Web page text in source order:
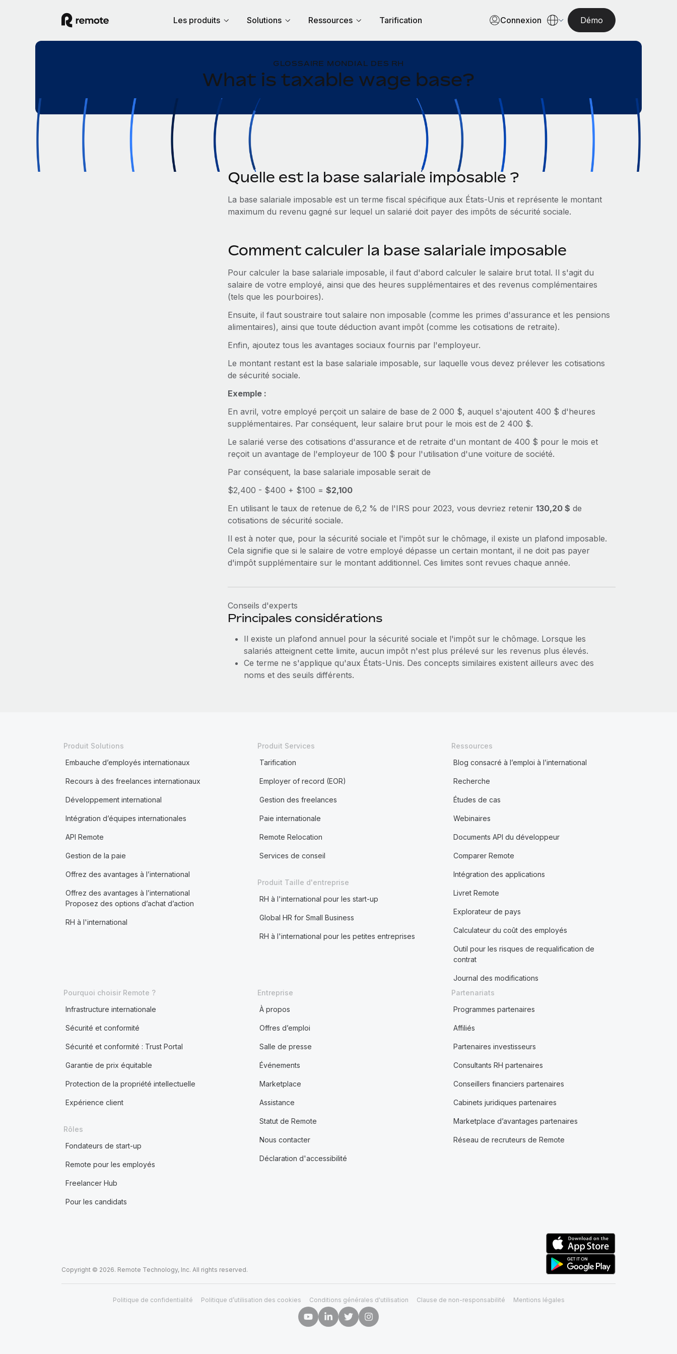
Les produits Solutions Ressources Tarification Connexion Démo
GLOSSAIRE MONDIAL DES RH
What is taxable wage base?
Quelle est la base salariale imposable ?
La base salariale imposable est un terme fiscal spécifique aux États-Unis et représente le montant
maximum du revenu gagné sur lequel un salarié doit payer des impôts de sécurité sociale.
Comment calculer la base salariale imposable
Pour calculer la base salariale imposable, il faut d'abord calculer le salaire brut total. Il s'agit du
salaire de votre employé, ainsi que des heures supplémentaires et des revenus complémentaires
(tels que les pourboires).
Ensuite, il faut soustraire tout salaire non imposable (comme les primes d'assurance et les pensions
alimentaires), ainsi que toute déduction avant impôt (comme les cotisations de retraite).
Enfin, ajoutez tous les avantages sociaux fournis par l'employeur.
Le montant restant est la base salariale imposable, sur laquelle vous devez prélever les cotisations
de sécurité sociale.
Exemple :
En avril, votre employé perçoit un salaire de base de 2 000 $, auquel s'ajoutent 400 $ d'heures
supplémentaires. Par conséquent, leur salaire brut pour le mois est de 2 400 $.
Le salarié verse des cotisations d'assurance et de retraite d'un montant de 400 $ pour le mois et
reçoit un avantage de l'employeur de 100 $ pour l'utilisation d'une voiture de société.
Par conséquent, la base salariale imposable serait de
$2,400 - $400 + $100 = $2,100
En utilisant le taux de retenue de 6,2 % de l'IRS pour 2023, vous devriez retenir 130,20 $ de
cotisations de sécurité sociale.
Il est à noter que, pour la sécurité sociale et l'impôt sur le chômage, il existe un plafond imposable.
Cela signifie que si le salaire de votre employé dépasse un certain montant, il ne doit pas payer
d'impôt supplémentaire sur le montant additionnel. Ces limites sont revues chaque année.
Conseils d'experts
Principales considérations
Il existe un plafond annuel pour la sécurité sociale et l'impôt sur le chômage. Lorsque les
salariés atteignent cette limite, aucun impôt n'est plus prélevé sur les revenus plus élevés.
Ce terme ne s'applique qu'aux États-Unis. Des concepts similaires existent ailleurs avec des
noms et des seuils différents.
Produit Solutions
Embauche d’employés internationaux
Recours à des freelances internationaux
Développement international
Intégration d’équipes internationales
API Remote
Gestion de la paie
Offrez des avantages à l’international
Offrez des avantages à l’international
Proposez des options d’achat d’action
RH à l'international
Produit Services
Tarification
Employer of record (EOR)
Gestion des freelances
Paie internationale
Remote Relocation
Services de conseil
Produit Taille d'entreprise
RH à l'international pour les start-up
Global HR for Small Business
RH à l'international pour les petites entreprises
Ressources
Blog consacré à l’emploi à l’international
Recherche
Études de cas
Webinaires
Documents API du développeur
Comparer Remote
Intégration des applications
Livret Remote
Explorateur de pays
Calculateur du coût des employés
Outil pour les risques de requalification de
contrat
Journal des modifications
Pourquoi choisir Remote ?
Infrastructure internationale
Sécurité et conformité
Sécurité et conformité : Trust Portal
Garantie de prix équitable
Protection de la propriété intellectuelle
Expérience client
Rôles
Fondateurs de start-up
Remote pour les employés
Freelancer Hub
Pour les candidats
Entreprise
À propos
Offres d’emploi
Salle de presse
Événements
Marketplace
Assistance
Statut de Remote
Nous contacter
Déclaration d'accessibilité
Partenariats
Programmes partenaires
Affiliés
Partenaires investisseurs
Consultants RH partenaires
Conseillers financiers partenaires
Cabinets juridiques partenaires
Marketplace d’avantages partenaires
Réseau de recruteurs de Remote
Copyright © 2026. Remote Technology, Inc. All rights reserved.
Politique de confidentialité Politique d’utilisation des cookies Conditions générales d'utilisation Clause de non-responsabilité Mentions légales